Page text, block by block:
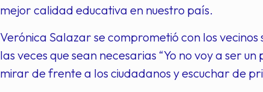
mejor calidad educativa en nuestro país.
Verónica Salazar se comprometió con los
las veces que sean necesarias “Yo no voy a ser
mirar de frente a los ciudadanos y escuchar de